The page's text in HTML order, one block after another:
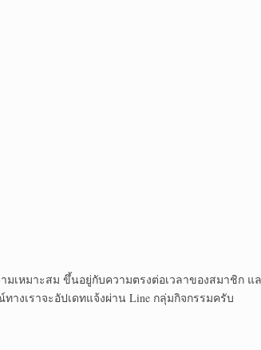
มเหมาะสม ขึ้นอยู่กับความตรงต่อเวลาของสมาชิก แ
งเราจะอัปเดทแจ้งผ่าน Line กลุ่มกิจกรรมครับ